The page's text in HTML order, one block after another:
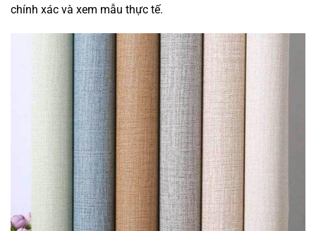
chính xác và xem mẫu thực tế.